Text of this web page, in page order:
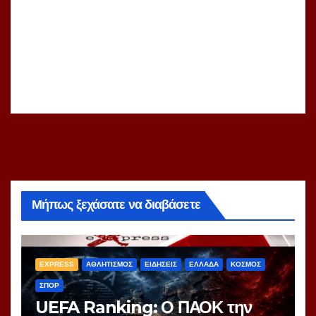
Μήπως ξεχάσατε να διαβάσετε
EXPRESS ΑΘΛΗΤΙΣΜΟΣ ΕΙΔΗΣΕΙΣ ΕΛΛΑΔΑ ΚΟΣΜΟΣ
ΣΠΟΡ
UEFA Ranking: Ο ΠΑΟΚ την